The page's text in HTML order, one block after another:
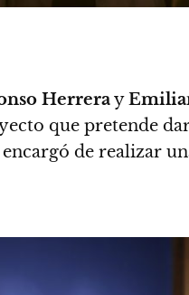
Herreray
que pretende
encargó de realizar